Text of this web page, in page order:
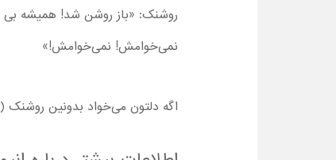
روشنک: «باز روشن شد! همیشه بی
نمی‌خوامش! نمی‌خوامش!»
اگه دلتون می‌خواد بدونین روشنک